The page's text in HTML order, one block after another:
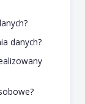
danych?